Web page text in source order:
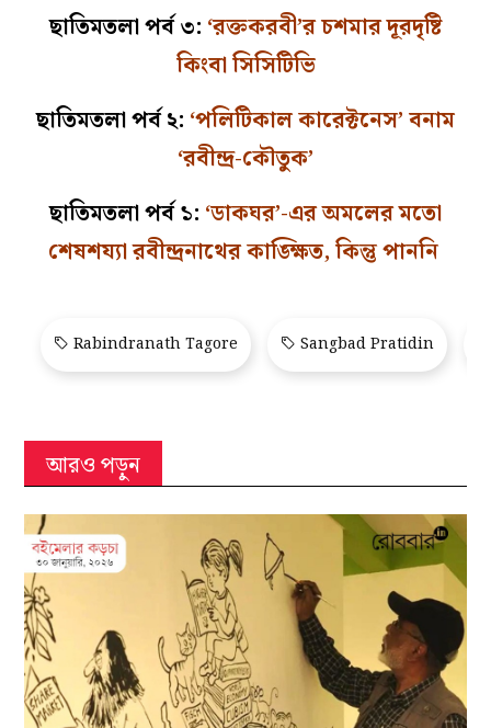
ছাতিমতলা পর্ব ৩: ‘রক্তকরবী’র চশমার দূরদৃষ্টি
কিংবা সিসিটিভি
ছাতিমতলা পর্ব ২: ‘পলিটিকাল কারেক্টনেস’ বনাম
‘রবীন্দ্র-কৌতুক’
ছাতিমতলা পর্ব ১: ‘ডাকঘর’-এর অমলের মতো
শেষশয্যা রবীন্দ্রনাথের কাঙ্ক্ষিত, কিন্তু পাননি
Rabindranath Tagore Sangbad Pratidin
আরও পড়ুন